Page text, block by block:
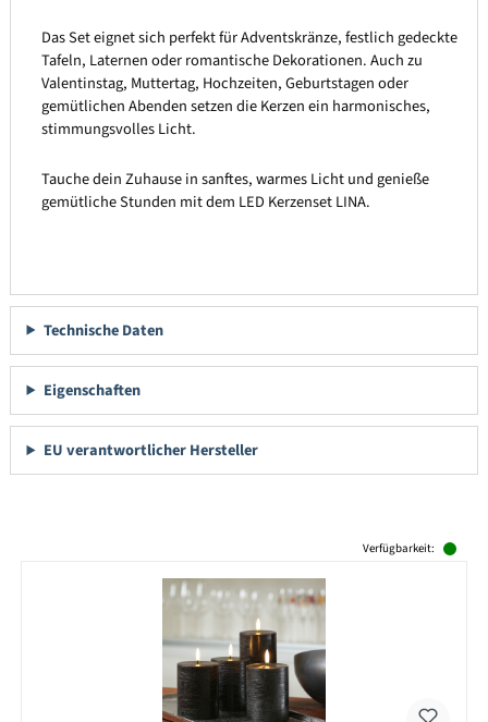
Das Set eignet sich perfekt für Adventskränze, festlich gedeckte
Tafeln, Laternen oder romantische Dekorationen. Auch zu
Valentinstag, Muttertag, Hochzeiten, Geburtstagen oder
gemütlichen Abenden setzen die Kerzen ein harmonisches,
stimmungsvolles Licht.
Tauche dein Zuhause in sanftes, warmes Licht und genieße
gemütliche Stunden mit dem LED Kerzenset LINA.
Technische Daten
Eigenschaften
EU verantwortlicher Hersteller
Verfügbarkeit: